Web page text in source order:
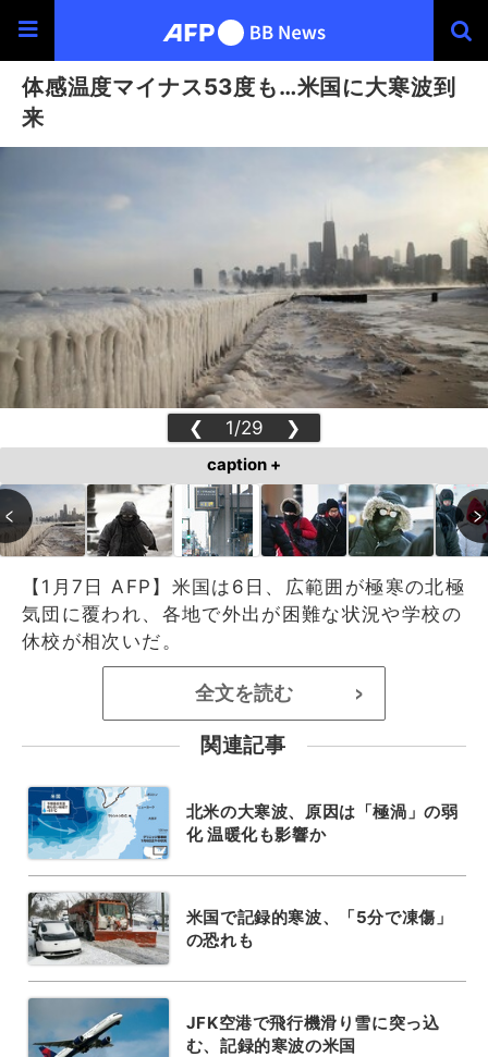
体感温度マイナス53度も…米国に大寒波到
来
❮ 1/29 ❯
caption +
【1月7日 AFP】米国は6日、広範囲が極寒の北極
気団に覆われ、各地で外出が困難な状況や学校の
休校が相次いだ。
全文を読む >
関連記事
北米の大寒波、原因は「極渦」の弱
化 温暖化も影響か
米国で記録的寒波、「5分で凍傷」
の恐れも
JFK空港で飛行機滑り雪に突っ込
む、記録的寒波の米国